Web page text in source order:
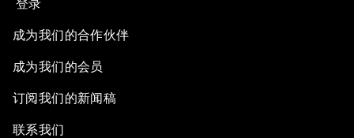
登录
成为我们的合作伙伴
成为我们的会员
订阅我们的新闻稿
联系我们